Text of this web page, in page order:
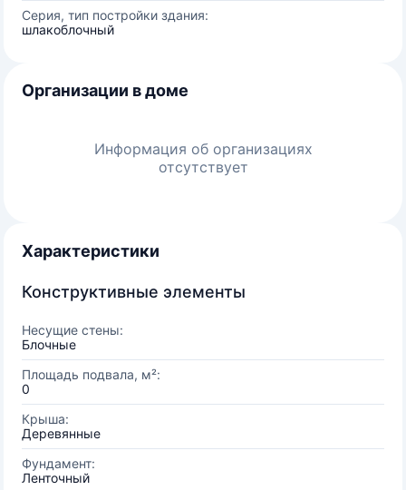
Серия, тип постройки здания:
шлакоблочный
Организации в доме
Информация об организациях
отсутствует
Характеристики
Конструктивные элементы
Несущие стены:
Блочные
Площадь подвала, м²:
0
Крыша:
Деревянные
Фундамент:
Ленточный